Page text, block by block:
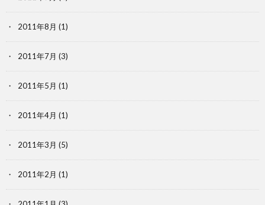
2011年8月 (1)
2011年7月 (3)
2011年5月 (1)
2011年4月 (1)
2011年3月 (5)
2011年2月 (1)